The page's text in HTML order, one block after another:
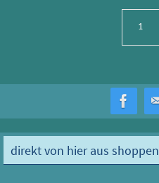
n
n
1
direkt von hier aus shoppen